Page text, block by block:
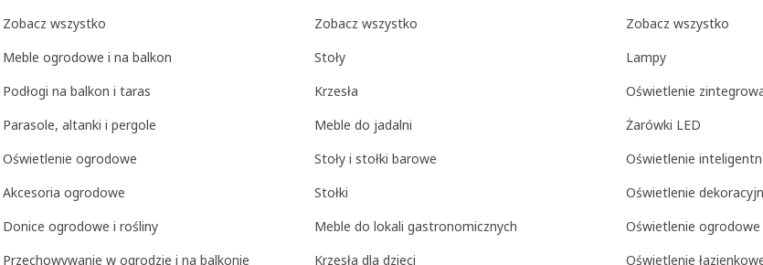
Zobacz wszystko
Meble ogrodowe i na balkon
Podłogi na balkon i taras
Parasole, altanki i pergole
Oświetlenie ogrodowe
Akcesoria ogrodowe
Donice ogrodowe i rośliny
Przechowywanie w ogrodzie i na balkonie
Zobacz wszystko
Stoły
Krzesła
Meble do jadalni
Stoły i stołki barowe
Stołki
Meble do lokali gastronomicznych
Krzesła dla dzieci
Zobacz wszystko
Lampy
Oświetlenie
Żarówki LED
Oświetlenie
Oświetlenie
Oświetlenie ogrodowe
Oświetlenie